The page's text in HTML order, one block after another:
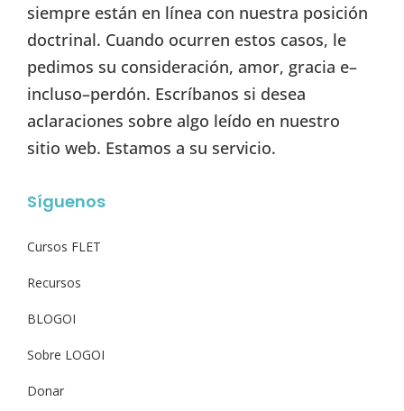
siempre están en línea con nuestra posición
doctrinal. Cuando ocurren estos casos, le
pedimos su consideración, amor, gracia e–
incluso–perdón. Escríbanos si desea
aclaraciones sobre algo leído en nuestro
sitio web. Estamos a su servicio.
Síguenos
Cursos FLET
Recursos
BLOGOI
Sobre LOGOI
Donar